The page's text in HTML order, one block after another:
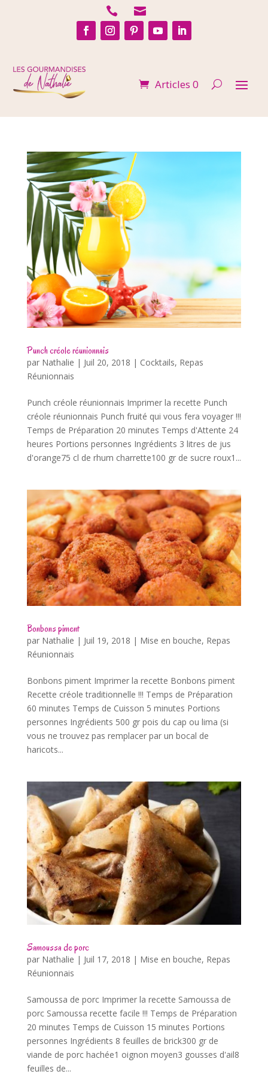
 
Articles 0
Punch créole réunionnais
par Nathalie | Juil 20, 2018 | Cocktails, Repas
Réunionnais
Punch créole réunionnais Imprimer la recette Punch
créole réunionnais Punch fruité qui vous fera voyager !!!
Temps de Préparation 20 minutes Temps d'Attente 24
heures Portions personnes Ingrédients 3 litres de jus
d'orange75 cl de rhum charrette100 gr de sucre roux1...
Bonbons piment
par Nathalie | Juil 19, 2018 | Mise en bouche, Repas
Réunionnais
Bonbons piment Imprimer la recette Bonbons piment
Recette créole traditionnelle !!! Temps de Préparation
60 minutes Temps de Cuisson 5 minutes Portions
personnes Ingrédients 500 gr pois du cap ou lima (si
vous ne trouvez pas remplacer par un bocal de
haricots...
Samoussa de porc
par Nathalie | Juil 17, 2018 | Mise en bouche, Repas
Réunionnais
Samoussa de porc Imprimer la recette Samoussa de
porc Samoussa recette facile !!! Temps de Préparation
20 minutes Temps de Cuisson 15 minutes Portions
personnes Ingrédients 8 feuilles de brick300 gr de
viande de porc hachée1 oignon moyen3 gousses d'ail8
feuilles de...